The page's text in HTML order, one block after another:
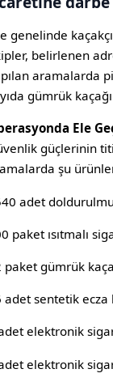
genelinde
belirlenen
aramalarda
gümrük
Ele
güçlerinin
şu
adet
paket ısıtmalı
paket gümrük
adet sentetik ecza
elektronik
elektronik